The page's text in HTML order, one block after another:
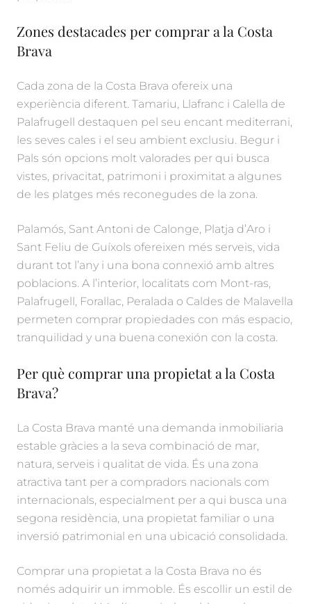
Zones destacades per comprar a la Costa
Brava
Cada zona de la Costa Brava ofereix una
experiència diferent. Tamariu, Llafranc i Calella de
Palafrugell destaquen pel seu encant mediterrani,
les seves cales i el seu ambient exclusiu. Begur i
Pals són opcions molt valorades per qui busca
vistes, privacitat, patrimoni i proximitat a algunes
de les platges més reconegudes de la zona.
Palamós, Sant Antoni de Calonge, Platja d’Aro i
Sant Feliu de Guíxols ofereixen més serveis, vida
durant tot l’any i una bona connexió amb altres
poblacions. A l’interior, localitats com Mont-ras,
Palafrugell, Forallac, Peralada o Caldes de Malavella
permeten comprar propiedades con más espacio,
tranquilidad y una buena conexión con la costa.
Per què comprar una propietat a la Costa
Brava?
La Costa Brava manté una demanda inmobiliaria
estable gràcies a la seva combinació de mar,
natura, serveis i qualitat de vida. És una zona
atractiva tant per a compradors nacionals com
internacionals, especialment per a qui busca una
segona residència, una propietat familiar o una
inversió patrimonial en una ubicació consolidada.
Comprar una propietat a la Costa Brava no és
només adquirir un immoble. És escollir un estil de